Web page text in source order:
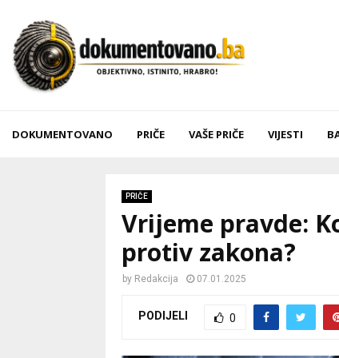
DOKUMENTOVANO PRIČE VAŠE PRIČE VIJESTI
PRIČE
Vrijeme pravde:
protiv zakona?
by Redakcija 07.01.2025
PODIJELI 0